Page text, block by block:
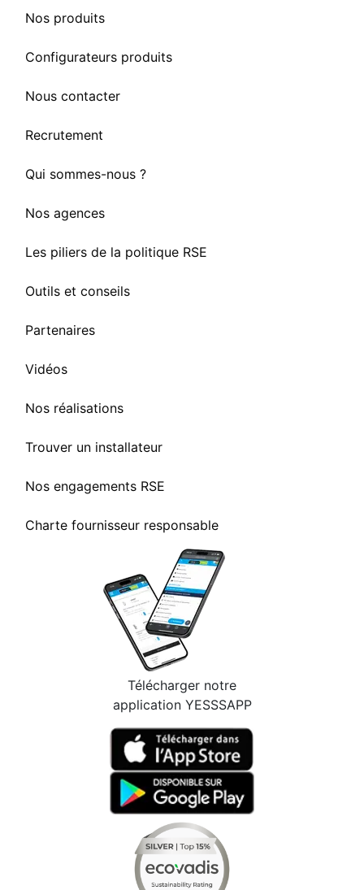
Nos produits
Configurateurs produits
Nous contacter
Recrutement
Qui sommes-nous ?
Nos agences
Les piliers de la politique RSE
Outils et conseils
Partenaires
Vidéos
Nos réalisations
Trouver un installateur
Nos engagements RSE
Charte fournisseur responsable
Télécharger notre
application YESSSAPP